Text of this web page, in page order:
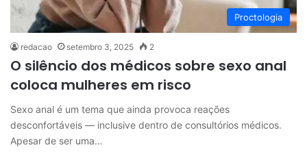
Proctologia
redacao setembro 3, 2025 2
O silêncio dos médicos sobre sexo anal
coloca mulheres em risco
Sexo anal é um tema que ainda provoca reações
desconfortáveis — inclusive dentro de consultórios médicos.
Apesar de ser uma…